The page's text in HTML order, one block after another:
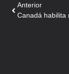
Anterior